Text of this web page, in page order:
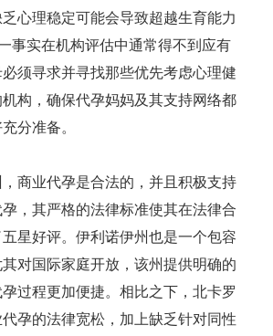
心理稳定可能会导致超越生育能力
事实在机构评估中通常得不到应有
须寻求并寻找那些优先考虑心理健
构，确保代孕妈妈及其支持网络都
分准备。
商业代孕是合法的，并且积极支持
，其严格的法律标准使其在法律合
星好评。伊利诺伊州也是一个包容
对国际家庭开放，该州提供明确的
过程更加便捷。相比之下，北卡罗
孕的法律宽松，加上缺乏针对同性